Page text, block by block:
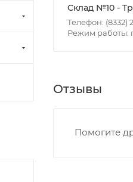
•
• Щорса –
Доставка в
В случае
менеджером,
поставщик
Склад №10 -
Телефон: (8332)
Режим работы:
Отзывы
Помогите